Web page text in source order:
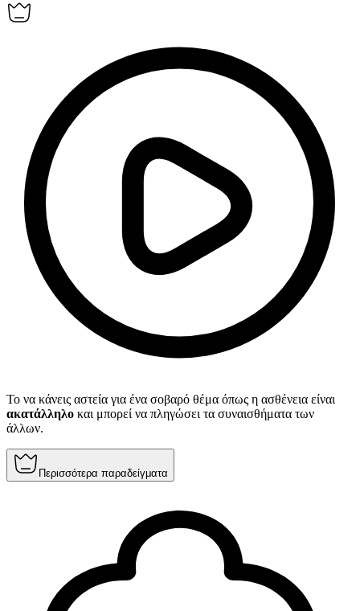
Το να κάνεις αστεία για ένα σοβαρό θέμα όπως η ασθένεια είναι
ακατάλληλο και μπορεί να πληγώσει τα συναισθήματα των
άλλων.
Περισσότερα παραδείγματα